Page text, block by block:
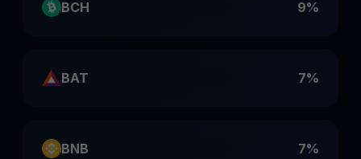
BCH 9%
BAT 7%
BNB 7%